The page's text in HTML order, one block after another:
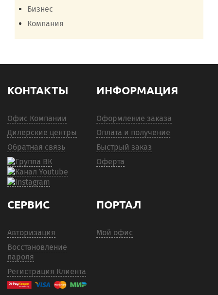
Бизнес
Компания
КОНТАКТЫ
Офис Компании
Дилерские центры
Обратная связь
ИНФОРМАЦИЯ
Оформление заказа
Оплата и получение
Быстрый заказ
Оферта
СЕРВИС
Авторизация
Восстановление
пароля
Регистрация Клиента
ПОРТАЛ
Мой офис